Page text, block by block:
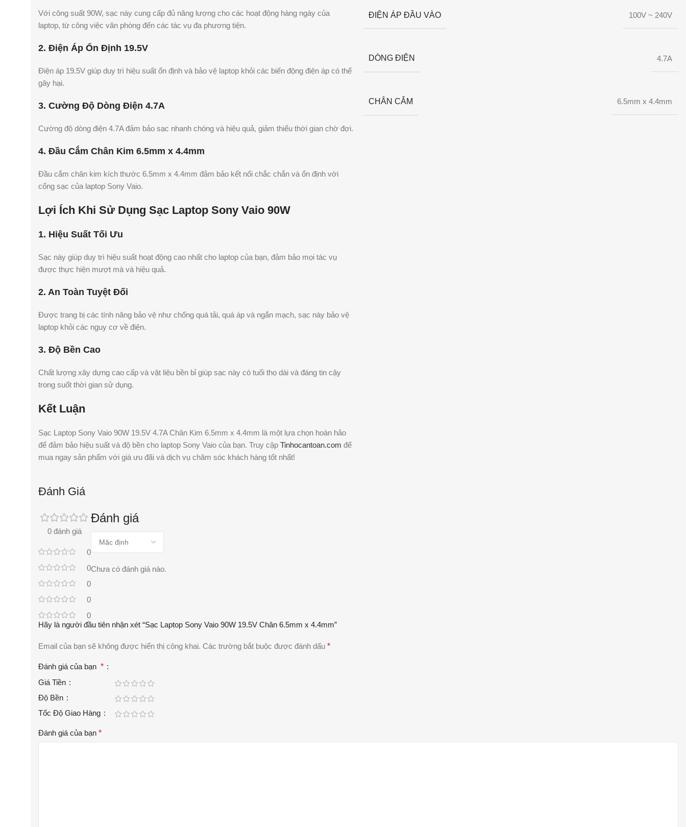
Với công suất 90W, sạc này cung cấp đủ năng lượng cho các hoạt động hàng ngày của
laptop, từ công việc văn phòng đến các tác vụ đa phương tiện.
2. Điện Áp Ổn Định 19.5V
Điện áp 19.5V giúp duy trì hiệu suất ổn định và bảo vệ laptop khỏi các biến động điện áp có thể
gây hại.
3. Cường Độ Dòng Điện 4.7A
Cường độ dòng điện 4.7A đảm bảo sạc nhanh chóng và hiệu quả, giảm thiểu thời gian chờ đợi.
4. Đầu Cắm Chân Kim 6.5mm x 4.4mm
Đầu cắm chân kim kích thước 6.5mm x 4.4mm đảm bảo kết nối chắc chắn và ổn định với
cổng sạc của laptop Sony Vaio.
Lợi Ích Khi Sử Dụng Sạc Laptop Sony Vaio 90W
1. Hiệu Suất Tối Ưu
Sạc này giúp duy trì hiệu suất hoạt động cao nhất cho laptop của bạn, đảm bảo mọi tác vụ
được thực hiện mượt mà và hiệu quả.
2. An Toàn Tuyệt Đối
Được trang bị các tính năng bảo vệ như chống quá tải, quá áp và ngắn mạch, sạc này bảo vệ
laptop khỏi các nguy cơ về điện.
3. Độ Bền Cao
Chất lượng xây dựng cao cấp và vật liệu bền bỉ giúp sạc này có tuổi thọ dài và đáng tin cậy
trong suốt thời gian sử dụng.
Kết Luận
Sạc Laptop Sony Vaio 90W 19.5V 4.7A Chân Kim 6.5mm x 4.4mm là một lựa chọn hoàn hảo
để đảm bảo hiệu suất và độ bền cho laptop Sony Vaio của bạn. Truy cập Tinhocantoan.com để
mua ngay sản phẩm với giá ưu đãi và dịch vụ chăm sóc khách hàng tốt nhất!
ĐIỆN ÁP ĐẦU VÀO 100V ~ 240V
DÒNG ĐIỆN 4.7A
CHÂN CẮM 6.5mm x 4.4mm
Đánh Giá
0 đánh giá
0
0
0
0
0
Đánh giá
Chưa có đánh giá nào.
Hãy là người đầu tiên nhận xét “Sạc Laptop Sony Vaio 90W 19.5V Chân 6.5mm x 4.4mm”
Email của bạn sẽ không được hiển thị công khai. Các trường bắt buộc được đánh dấu *
Đánh giá của bạn *
Giá Tiền
Độ Bền
Tốc Độ Giao Hàng
Đánh giá của bạn *